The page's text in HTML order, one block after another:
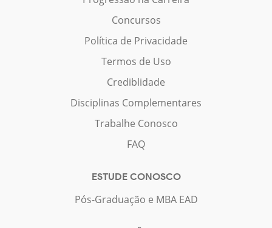
Concursos
Política de Privacidade
Termos de Uso
Crediblidade
Disciplinas Complementares
Trabalhe Conosco
FAQ
ESTUDE CONOSCO
Pós-Graduação e MBA EAD